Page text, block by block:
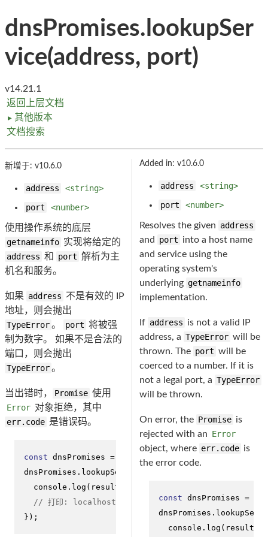
dnsPromises.lookupSer
vice(address, port)
v14.21.1
返回上层文档
► 其他版本
文档搜索
新增于: v10.6.0
address
<string>
port
<number>
使用操作系统的底层
getnameinfo 实现将给定的
address 和 port 解析为主
机名和服务。
如果 address 不是有效的 IP
地址，则会抛出
TypeError。 port 将被强
制为数字。 如果不是合法的
端口，则会抛出
TypeError。
当出错时， Promise 使用
Error 对象拒绝，其中
err.code 是错误码。
const dnsPromises =
dnsPromises. lookupService
console . log (result.
// 打印: localhost ssh
});
Added in: v10.6.0
address
<string>
port
<number>
Resolves the given address
and port into a host name
and service using the
operating system's
underlying getnameinfo
implementation.
If address is not a valid IP
address, a TypeError will be
thrown. The port will be
coerced to a number. If it is
not a legal port, a TypeError
will be thrown.
On error, the Promise is
rejected with an Error
object, where err.code is
the error code.
const dnsPromises =
dnsPromises.
console . log (result.